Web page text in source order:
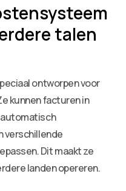
talen
ontworpen voor
kunnen facturen in
verschillende
Dit maakt ze
landen opereren.